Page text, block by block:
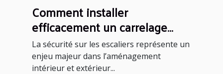
Comment installer
efficacement un carrelage
antidérapant sur un escalier ?
La sécurité sur les escaliers représente un
enjeu majeur dans l’aménagement
intérieur et extérieur...